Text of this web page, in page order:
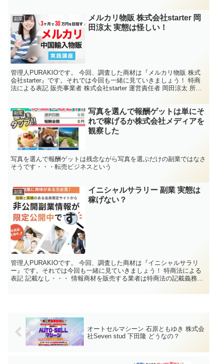
副業
メルカリ物販 株式会社starter 岡
田涼太 実態は怪しい！
管理人PURAKIOです。 今回、調査した商材は『メルカリ物販 株式
会社starter』です。それでは今回も一緒に見ていきましょう！ 特商
法による表記 販売事業者 株式会社starter 運営責任者 岡田涼太 所在
副業
写真を選んで報酬ゲットは単にそ
れで稼げるか株式会社メディアを
観察した
写真を選んで報酬ゲットは残念ながら写真を選ぶだけの副業ではなさ
そうです・・・転売ビジネスという
副業
イニシャルサラリー 副業 実態は
稼げない？
管理人PURAKIOです。 今回、調査した商材は『イニシャルサラリ
ー』です。それでは今回も一緒に見ていきましょう！ 特商法による
表記 記載なし・・・ 情報商材を販売する業者は特商法の記載義務が
オートセルマシーン 石原ともゆき 株式会
社Seven stud 下田隆 どうなの？